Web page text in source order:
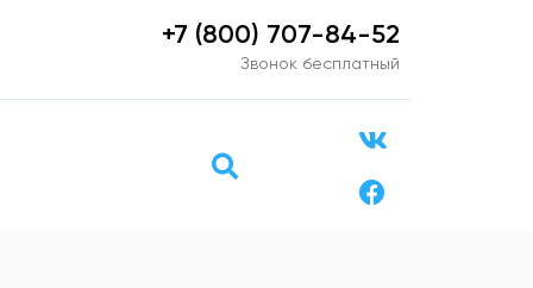
+7 (800) 707-84-52
Звонок бесплатный